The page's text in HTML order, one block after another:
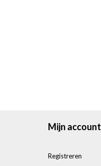
Mijn account
Registreren